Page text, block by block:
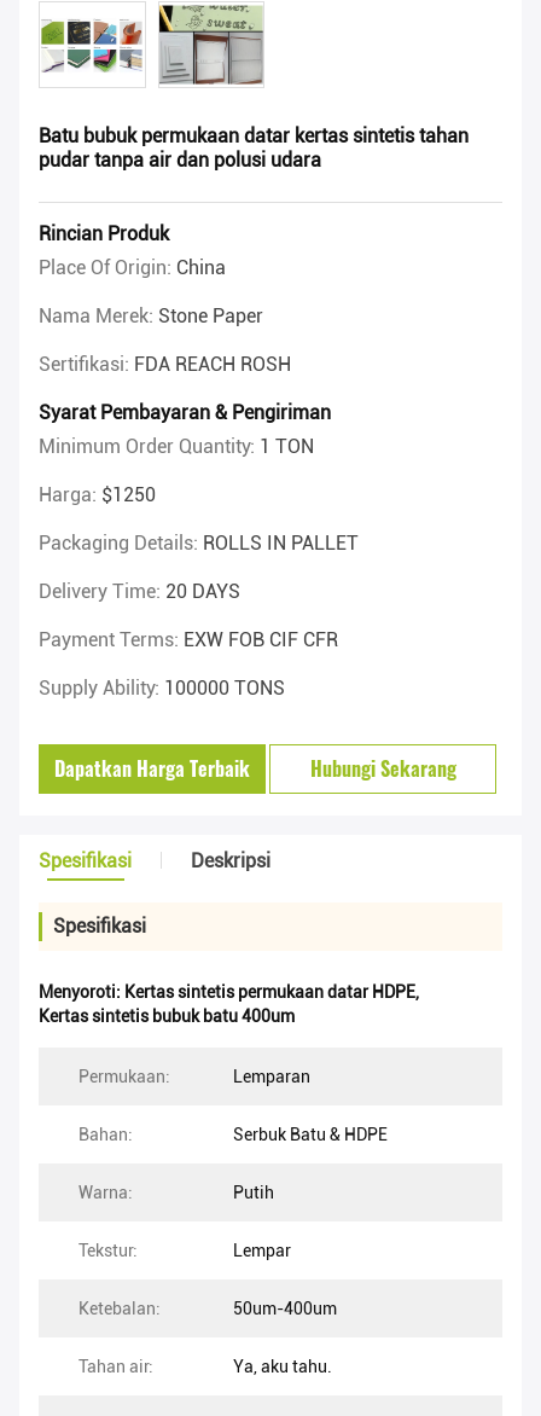
Batu bubuk permukaan datar kertas sintetis tahan
pudar tanpa air dan polusi udara
Rincian Produk
Place Of Origin: China
Nama Merek: Stone Paper
Sertifikasi: FDA REACH ROSH
Syarat Pembayaran & Pengiriman
Minimum Order Quantity: 1 TON
Harga: $1250
Packaging Details: ROLLS IN PALLET
Delivery Time: 20 DAYS
Payment Terms: EXW FOB CIF CFR
Supply Ability: 100000 TONS
Dapatkan Harga Terbaik Hubungi Sekarang
Spesifikasi Deskripsi
Spesifikasi
Menyoroti: Kertas sintetis permukaan datar HDPE,
Kertas sintetis bubuk batu 400um
Permukaan: Lemparan
Bahan: Serbuk Batu & HDPE
Warna: Putih
Tekstur: Lempar
Ketebalan: 50um-400um
Tahan air: Ya, aku tahu.